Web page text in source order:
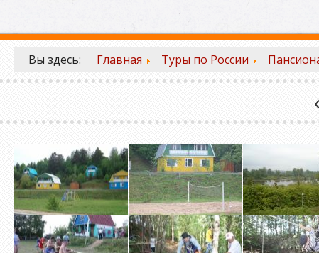
Вы здесь: Главная Туры по России